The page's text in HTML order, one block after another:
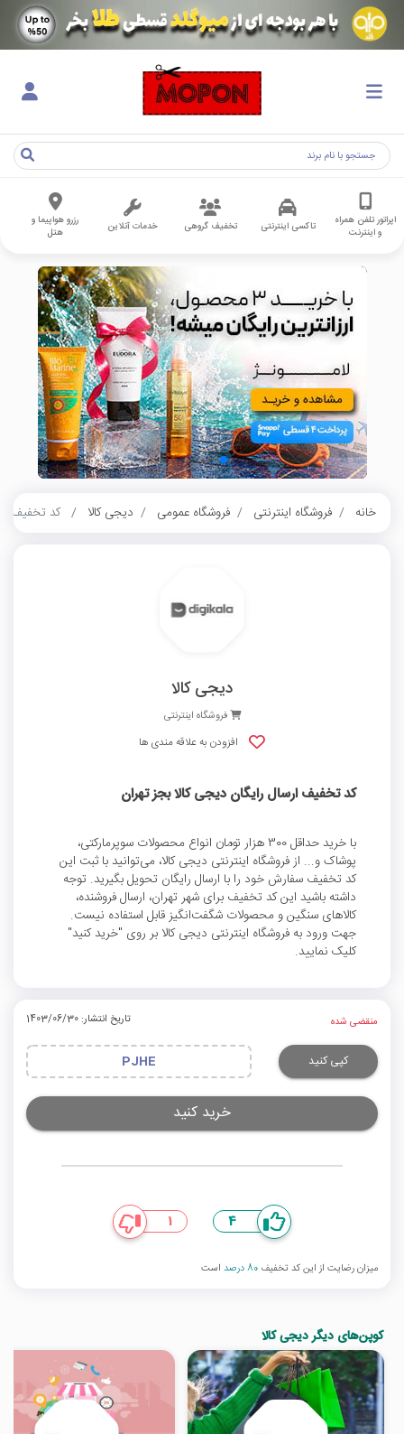
اپراتور تلفن همراه
و اینترنت
تاکسی اینترنتی تخفیف گروهی خدمات آنلاین
رزرو هواپیما و
هتل
خانه فروشگاه اینترنتی فروشگاه عمومی دیجی کالا کد تخفیف
دیجی کالا
فروشگاه اینترنتی
افزودن به علاقه مندی ها
کد تخفیف ارسال رایگان دیجی کالا بجز تهران
با خرید حداقل 300 هزار تومان انواع محصولات سوپرمارکتی،
پوشاک و... از فروشگاه اینترنتی دیجی کالا، می‌توانید با ثبت این
کد تخفیف سفارش خود را با ارسال رایگان تحویل بگیرید. توجه
داشته باشید این کد تخفیف برای شهر تهران، ارسال فروشنده،
کالاهای سنگین و محصولات شگفت‌انگیز قابل استفاده نیست.
جهت ورود به فروشگاه اینترنتی دیجی کالا بر روی "خرید کنید"
کلیک نمایید.
منقضی شده تاریخ انتشار: 1403/06/30
کپی کنید PJHE
خرید کنید
4
1
میزان رضایت از این کد تخفیف 80 درصد است
کوپن‌های دیگر دیجی کالا